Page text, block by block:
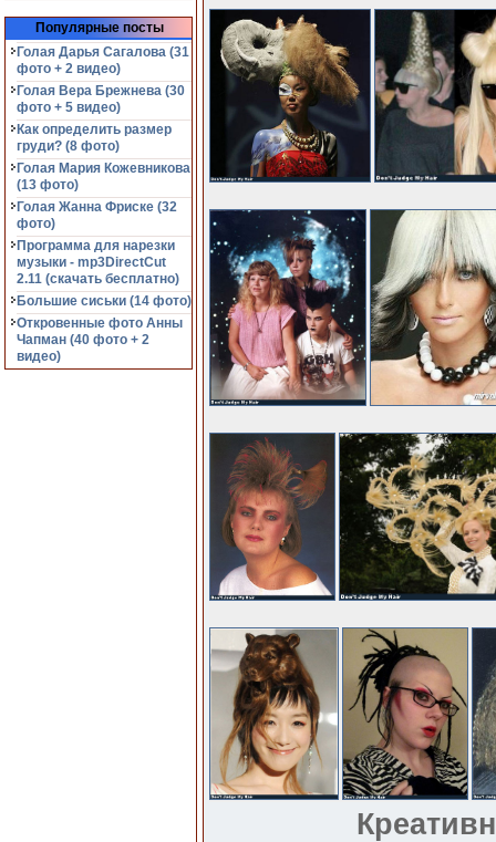
Популярные посты
Голая Дарья Сагалова (31
фото + 2 видео)
Голая Вера Брежнева (30
фото + 5 видео)
Как определить размер
груди? (8 фото)
Голая Мария Кожевникова
(13 фото)
Голая Жанна Фриске (32
фото)
Программа для нарезки
музыки - mp3DirectCut
2.11 (cкачать бесплатно)
Большие сиськи (14 фото)
Откровенные фото Анны
Чапман (40 фото + 2
видео)